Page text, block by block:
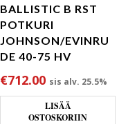
BALLISTIC B RST
POTKURI
JOHNSON/EVINRU
DE 40-75 HV
€712.00 sis alv. 25.5%
LISÄÄ
OSTOSKORIIN